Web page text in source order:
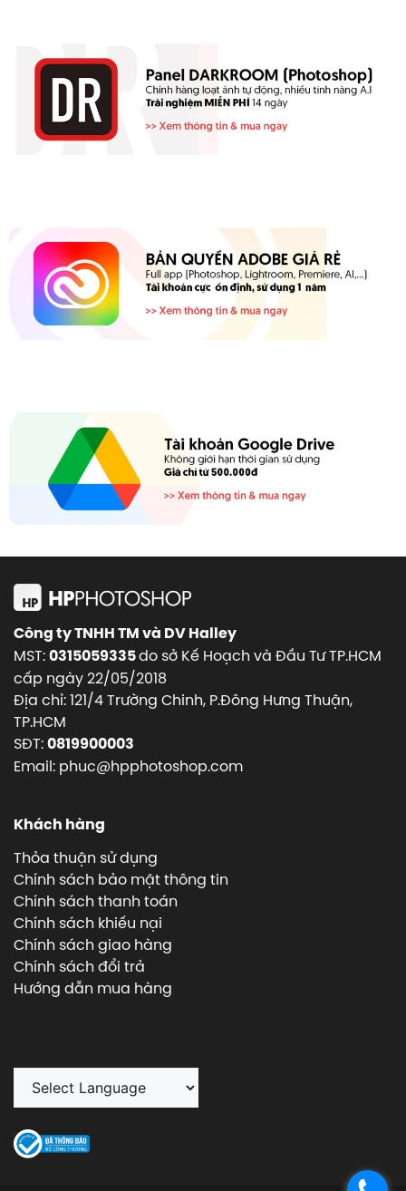
Công ty TNHH TM và DV Halley
MST:0315059335do sở Kế Hoạch và Đầu Tư TP.HCM
cấp ngày 22/05/2018
Địa chỉ: 121/4 Trường Chinh, P.Đông Hưng Thuận,
TP.HCM
SĐT:0819900003
Email: phuc@hpphotoshop.com
Khách hàng
Thỏa thuận sử dụng
Chính sách bảo mật thông tin
Chính sách thanh toán
Chính sách khiếu nại
Chính sách giao hàng
Chính sách đổi trả
Hướng dẫn mua hàng